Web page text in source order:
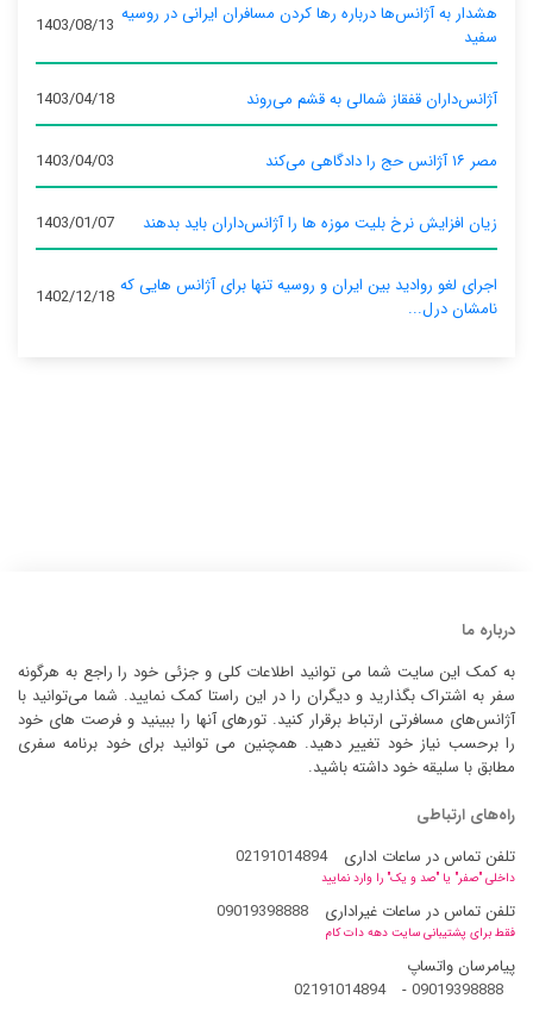
هشدار به آژانس‌ها درباره رها کردن مسافران ایرانی در روسیه
سفید
1403/08/13
آژانس‌داران قفقاز شمالی به قشم می‌روند 1403/04/18
مصر ۱۶ آژانس حج را دادگاهی می‌کند 1403/04/03
زیان افزایش نرخ بلیت موزه ها را آژانس‌داران باید بدهند 1403/01/07
اجرای لغو روادید بین ایران و روسیه تنها برای آژانس‌ هایی که
نامشان درل...
1402/12/18
درباره ما
به کمک این سایت شما می توانید اطلاعات کلی و جزئی خود را راجع به هرگونه
سفر به اشتراک بگذارید و دیگران را در این راستا کمک نمایید. شما می‌توانید با
آژانس‌های مسافرتی ارتباط برقرار کنید. تورهای آنها را ببینید و فرصت های خود
را برحسب نیاز خود تغییر دهید. همچنین می توانید برای خود برنامه سفری
مطابق با سلیقه خود داشته باشید.
راه‌های ارتباطی
تلفن تماس در ساعات اداری
02191014894
داخلی "صفر" یا "صد و یک" را وارد نمایید
تلفن تماس در ساعات غیراداری 09019398888
فقط برای پشتیبانی سایت دهه دات کام
پیامرسان واتساپ
09019398888
-
02191014894